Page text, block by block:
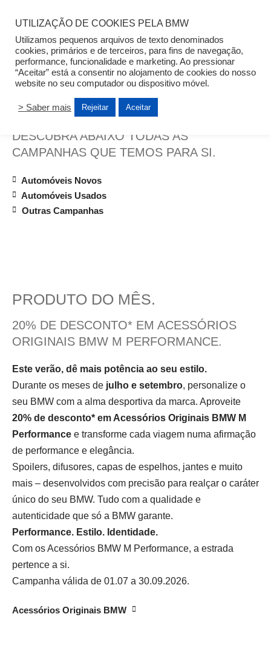
Auto Açoreana
CAMPANHAS BMW
DESCUBRA ABAIXO TODAS AS
CAMPANHAS QUE TEMOS PARA SI.
Automóveis Novos
Automóveis Usados
Outras Campanhas
PRODUTO DO MÊS.
20% DE DESCONTO* EM ACESSÓRIOS
ORIGINAIS BMW M PERFORMANCE.
Este verão, dê mais potência ao seu estilo.
Durante os meses de julho e setembro, personalize o
seu BMW com a alma desportiva da marca. Aproveite
20% de desconto* em Acessórios Originais BMW M
Performance e transforme cada viagem numa afirmação
de performance e elegância.
Spoilers, difusores, capas de espelhos, jantes e muito
mais – desenvolvidos com precisão para realçar o caráter
único do seu BMW. Tudo com a qualidade e
autenticidade que só a BMW garante.
Performance. Estilo. Identidade.
Com os Acessórios BMW M Performance, a estrada
pertence a si.
Campanha válida de 01.07 a 30.09.2026.
Acessórios Originais BMW
UTILIZAÇÃO DE COOKIES PELA BMW
Utilizamos pequenos arquivos de texto denominados
cookies, primários e de terceiros, para fins de navegação,
performance, funcionalidade e marketing. Ao pressionar
“Aceitar” está a consentir no alojamento de cookies do nosso
website no seu computador ou dispositivo móvel.
> Saber mais Rejeitar Aceitar